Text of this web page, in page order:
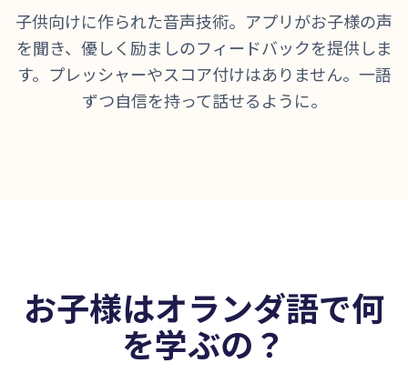
子供向けに作られた音声技術。アプリがお子様の声
を聞き、優しく励ましのフィードバックを提供しま
す。プレッシャーやスコア付けはありません。一語
ずつ自信を持って話せるように。
お子様はオランダ語で何
を学ぶの？